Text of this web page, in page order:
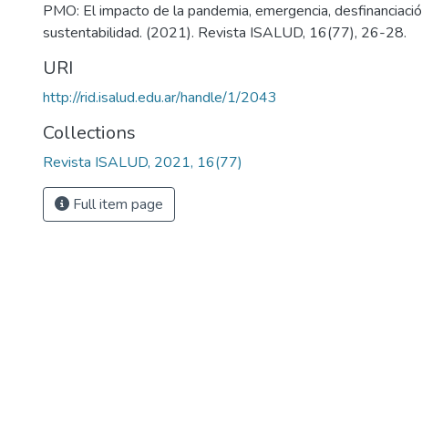
PMO: El impacto de la pandemia, emergencia,
sustentabilidad. (2021). Revista ISALUD, 16(77), 26-28.
URI
http://rid.isalud.edu.ar/handle/1/2043
Collections
Revista ISALUD, 2021, 16(77)
Full item page